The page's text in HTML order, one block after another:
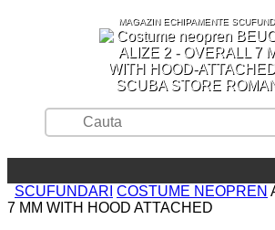
MAGAZIN ECHIPAMENTE
SCUBA STORE
SCUFUNDARI COSTUME NEOPREN
7 MM WITH HOOD ATTACHED